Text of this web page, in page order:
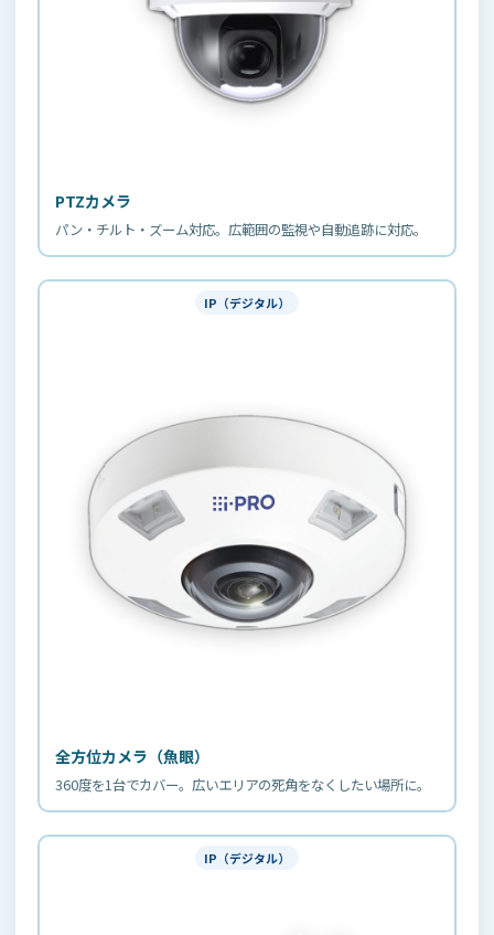
PTZカメラ
パン・チルト・ズーム対応。広範囲の監視や自動追跡に対応。
IP（デジタル）
全方位カメラ（魚眼）
360度を1台でカバー。広いエリアの死角をなくしたい場所に。
IP（デジタル）